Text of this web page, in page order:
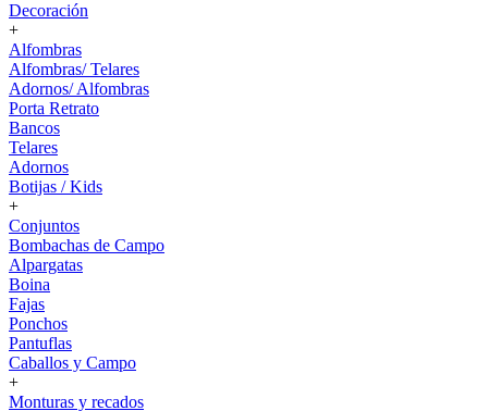
Decoración
+
Alfombras
Alfombras/ Telares
Adornos/ Alfombras
Porta Retrato
Bancos
Telares
Adornos
Botijas / Kids
+
Conjuntos
Bombachas de Campo
Alpargatas
Boina
Fajas
Ponchos
Pantuflas
Caballos y Campo
+
Monturas y recados